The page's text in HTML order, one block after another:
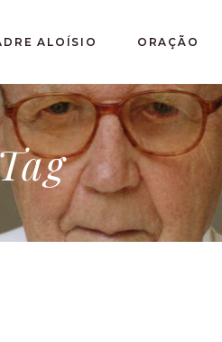
ALOÍSIO ORAÇÃO